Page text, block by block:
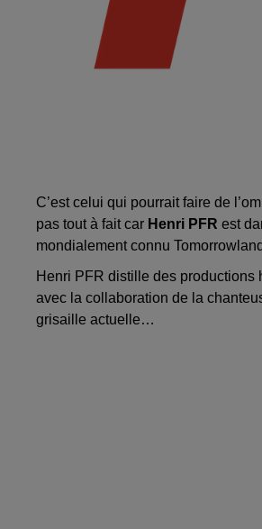
C’est celui qui pourrait faire de
pas tout à fait car Henri PFR est
mondialement connu
Henri PFR distille des productions
avec la collaboration de la
grisaille actuelle…